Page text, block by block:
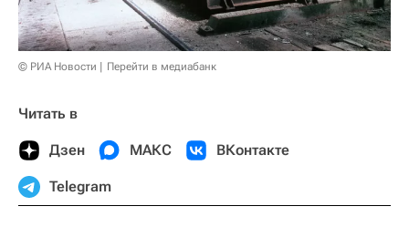
© РИА Новости Перейти в медиабанк
Читать в
Дзен МАКС ВКонтакте
Telegram